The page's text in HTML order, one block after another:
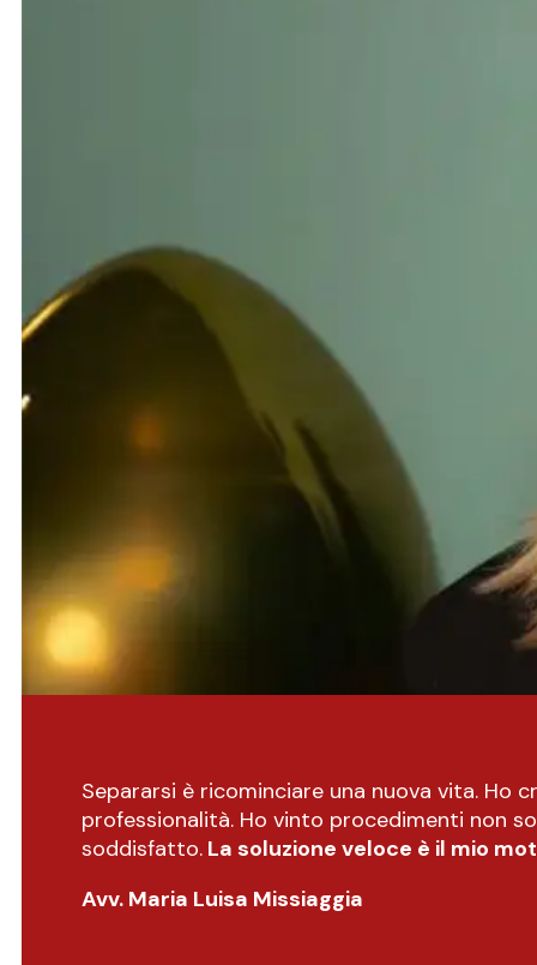
Separarsi è ricominciare una nuova vita. Ho
professionalità. Ho vinto procedimenti non
soddisfatto. La soluzione veloce è il mio
Avv. Maria Luisa Missiaggia